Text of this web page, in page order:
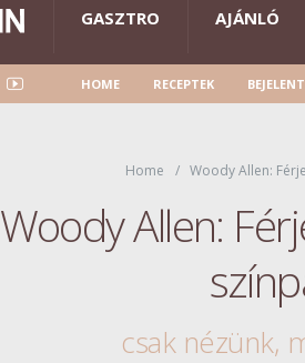
GASZTRO AJÁNLÓ
HOME RECEPTEK
Home Woody Allen:
Woody Allen:
csak nézünk,